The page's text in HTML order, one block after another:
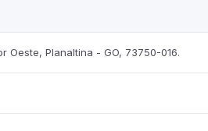
Oeste, Planaltina - GO, 73750-016.